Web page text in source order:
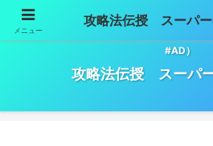
スーパーマーケットでのお買い物必勝法。
#AD）
攻略法伝授 スーパ
メニュー
攻略法伝授 スーパ